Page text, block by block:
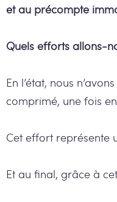
et au précompte
Quels efforts allons-
En l’état, nous n’avons
comprimé, une fois
Cet effort représente
Et au final, grâce à